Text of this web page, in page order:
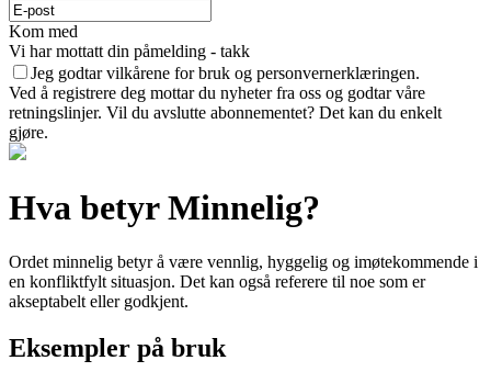
Kom med
Vi har mottatt din påmelding - takk
Jeg godtar vilkårene for bruk og personvernerklæringen.
Ved å registrere deg mottar du nyheter fra oss og godtar våre
retningslinjer. Vil du avslutte abonnementet? Det kan du enkelt
gjøre.
Hva betyr Minnelig?
Ordet minnelig betyr å være vennlig, hyggelig og imøtekommende i
en konfliktfylt situasjon. Det kan også referere til noe som er
akseptabelt eller godkjent.
Eksempler på bruk